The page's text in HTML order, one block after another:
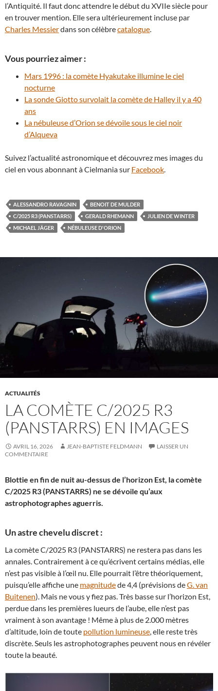
l’Antiquité. Il faut donc attendre le début du XVIIe siècle pour
en trouver mention. Elle sera ultérieurement incluse par
Charles Messierdans son célèbrecatalogue
Vous pourriez aimer :
Mars 1996 : la comète Hyakutake illumine le ciel
nocturne
La sonde Giotto survolait la comète de Halley il y a 40
ans
La nébuleuse d’Orion se dévoile sous le ciel noir
d’Alqueva
Suivez l’actualité astronomique et découvrez mes images du
ciel en vous abonnant à Cielmania sur Facebook
ALESSANDRO RAVAGNIN
BENOIT DE MULDER
C/2025 R3 (PANSTARRS)
GERALD RHEMANN
JULIEN DE WINTER
MICHAEL JÄGER
NÉBULEUSE D'ORION
ACTUALITÉS
LA COMÈTE C/2025 R3
(PANSTARRS) EN IMAGES
AVRIL 16, 2026 JEAN-BAPTISTE FELDMANN
LAISSER UN
COMMENTAIRE
Blottie en fin de nuit au-dessus de l’horizon Est, la comète
C/2025 R3 (PANSTARRS) ne se dévoile qu’aux
astrophotographes aguerris.
Un astre chevelu discret :
La comète C/2025 R3 (PANSTARRS) ne restera pas dans les
annales. Contrairement à ce qu’écrivent certains médias, elle
n’est pas visible à l’œil nu. Elle pourrait l’être théoriquement,
puisqu’elle affiche une magnitudede 4,4 (prévisions deG. van
Buitenen). Mais ne vous y fiez pas. Très basse sur l’horizon Est,
perdue dans les premières lueurs de l’aube, elle n’est pas
vraiment à son avantage ! Même à plus de 2.000 mètres
d’altitude, loin de toute pollution lumineuse , elle reste très
discrète. Seuls les astrophotographes peuvent nous en révéler
toute la beauté.